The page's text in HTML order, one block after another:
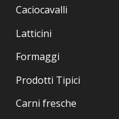
Caciocavalli
Latticini
Formaggi
Prodotti Tipici
Carni fresche